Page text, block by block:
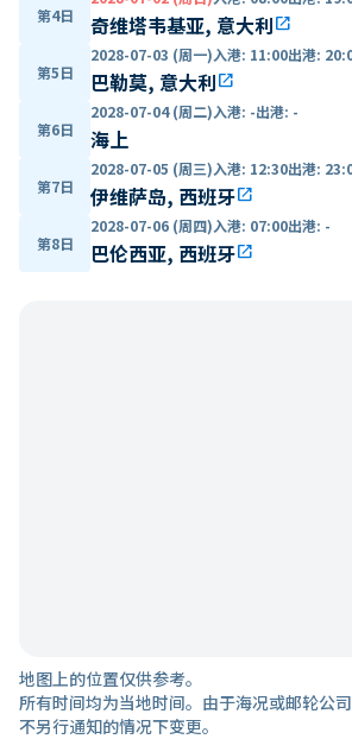
第4日 奇维塔韦基亚, 意大利open_in_new
第5日
2028-07-03 (周一)入港: 11:00出港:
巴勒莫, 意大利open_in_new
第6日
2028-07-04 (周二)入港: -出港: -
海上
第7日
2028-07-05 (周三)入港: 12:30出港:
伊维萨岛, 西班牙open_in_new
第8日
2028-07-06 (周四)入港: 07:00出港: -
巴伦西亚, 西班牙open_in_new
地图上的位置仅供参考。
所有时间均为当地时间。由于海况或邮轮公
不另行通知的情况下变更。